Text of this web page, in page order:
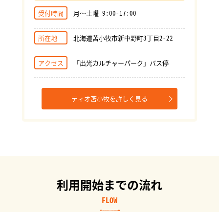
受付時間 月～土曜 9:00-17:00
所在地 北海道苫小牧市新中野町3丁目2-22
アクセス 「出光カルチャーパーク」バス停
ティオ苫小牧を詳しく見る
利用開始までの流れ
FLOW